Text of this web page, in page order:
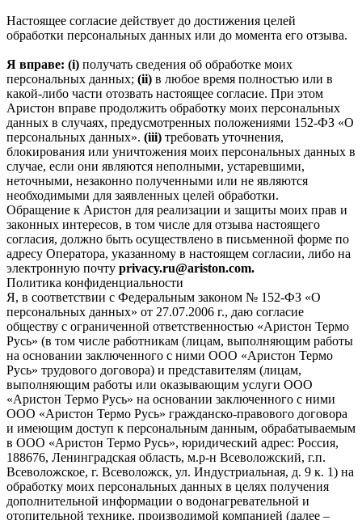
Настоящее согласие действует до достижения целей
обработки персональных данных или до момента его отзыва.
Я вправе: (i) получать сведения об обработке моих
персональных данных; (ii) в любое время полностью или в
какой-либо части отозвать настоящее согласие. При этом
Аристон вправе продолжить обработку моих персональных
данных в случаях, предусмотренных положениями 152-ФЗ «О
персональных данных». (iii) требовать уточнения,
блокирования или уничтожения моих персональных данных в
случае, если они являются неполными, устаревшими,
неточными, незаконно полученными или не являются
необходимыми для заявленных целей обработки.
Обращение к Аристон для реализации и защиты моих прав и
законных интересов, в том числе для отзыва настоящего
согласия, должно быть осуществлено в письменной форме по
адресу Оператора, указанному в настоящем согласии, либо на
электронную почту privacy.ru@ariston.com.
Политика конфиденциальности
Я, в соответствии с Федеральным законом № 152-ФЗ «О
персональных данных» от 27.07.2006 г., даю согласие
обществу с ограниченной ответственностью «Аристон Термо
Русь» (в том числе работникам (лицам, выполняющим работы
на основании заключенного с ними ООО «Аристон Термо
Русь» трудового договора) и представителям (лицам,
выполняющим работы или оказывающим услуги ООО
«Аристон Термо Русь» на основании заключенного с ними
ООО «Аристон Термо Русь» гражданско-правового договора
и имеющим доступ к персональным данным, обрабатываемым
в ООО «Аристон Термо Русь», юридический адрес: Россия,
188676, Ленинградская область, м.р-н Всеволожский, г.п.
Всеволожское, г. Всеволожск, ул. Индустриальная, д. 9 к. 1) на
обработку моих персональных данных в целях получения
дополнительной информации о водонагревательной и
отопительной технике, производимой компанией (далее –